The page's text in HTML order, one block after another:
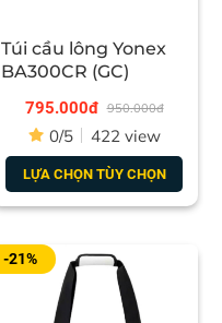
Túi cầu lông Yonex
BA300CR (GC)
795.000đ 950.000đ
0/5 422 view
LỰA CHỌN TÙY CHỌN
-21%